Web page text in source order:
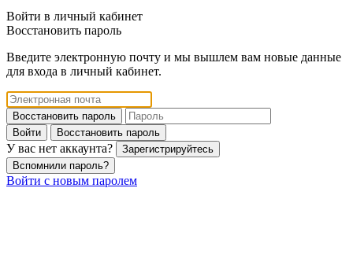
Войти в личный кабинет
Восстановить пароль
Введите электронную почту и мы вышлем вам новые данные
для входа в личный кабинет.
Восстановить пароль
Войти
Восстановить пароль
У вас нет аккаунта?
Зарегистрируйтесь
Вспомнили пароль?
Войти с новым паролем